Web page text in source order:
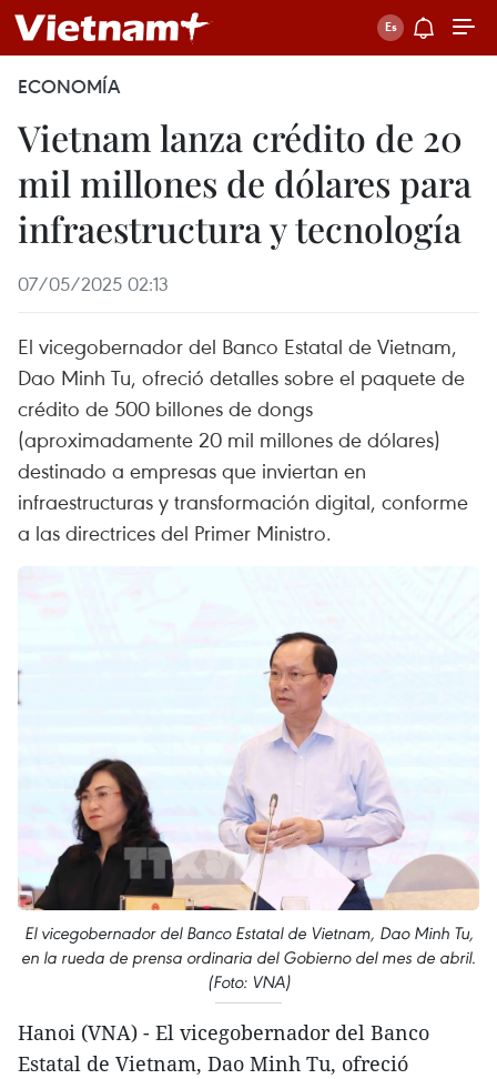
ECONOMÍA
Vietnam lanza crédito de 20
mil millones de dólares para
infraestructura y tecnología
07/05/2025 02:13
El vicegobernador del Banco Estatal de Vietnam,
Dao Minh Tu, ofreció detalles sobre el paquete de
crédito de 500 billones de dongs
(aproximadamente 20 mil millones de dólares)
destinado a empresas que inviertan en
infraestructuras y transformación digital, conforme
a las directrices del Primer Ministro.
El vicegobernador del Banco Estatal de Vietnam, Dao Minh Tu,
en la rueda de prensa ordinaria del Gobierno del mes de abril.
(Foto: VNA)
Hanoi (VNA) - El vicegobernador del Banco
Estatal de Vietnam, Dao Minh Tu, ofreció